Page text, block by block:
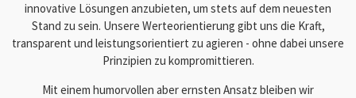
innovative Lösungen anzubieten, um stets auf dem neuesten
Stand zu sein. Unsere Werteorientierung gibt uns die Kraft,
transparent und leistungsorientiert zu agieren - ohne dabei unsere
Prinzipien zu kompromittieren.
Mit einem humorvollen aber ernsten Ansatz bleiben wir